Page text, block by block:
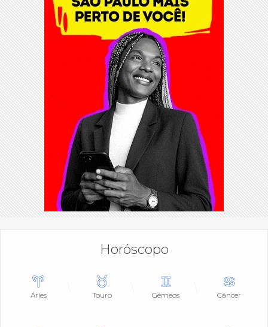
Horóscopo
Áries Touro Gêmeos Câncer